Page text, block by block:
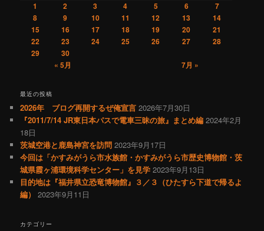
1
2 3 4 5 6
7
8
9 10 11 12 13
14
15
16 17 18 19 20
21
22
23 24 25 26 27
28
29
30
« 5月
7月 »
最近の投稿
2026年 ブログ再開するぜ俺宣言 2026年7月30日
『2011/7/14 JR東日本パスで電車三昧の旅』まとめ編 2024年2月
18日
茨城空港と鹿島神宮を訪問 2023年9月17日
今回は「かすみがうら市水族館・かすみがうら市歴史博物館・茨
城県霞ヶ浦環境科学センター」を見学 2023年9月13日
目的地は『福井県立恐竜博物館』３／３（ひたすら下道で帰るよ
編）
2023年9月11日
カテゴリー